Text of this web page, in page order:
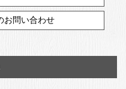
お問い合わせ